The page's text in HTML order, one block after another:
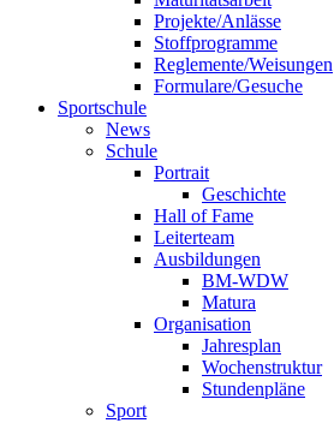
Projekte/Anlässe
Stoffprogramme
Reglemente/Weisungen
Formulare/Gesuche
Sportschule
News
Schule
Portrait
Geschichte
Hall of Fame
Leiterteam
Ausbildungen
BM-WDW
Matura
Organisation
Jahresplan
Wochenstruktur
Stundenpläne
Sport